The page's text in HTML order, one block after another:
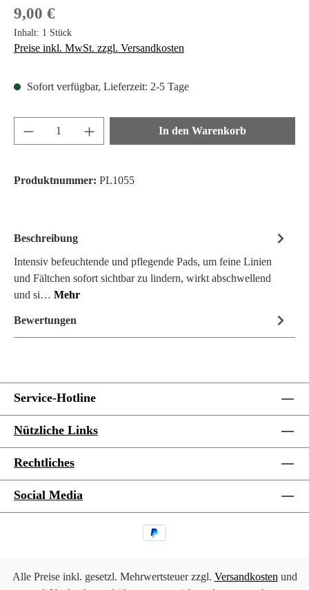
Regulärer Preis:
9,00 €
Inhalt: 1 Stück
Preise inkl. MwSt. zzgl. Versandkosten
Sofort verfügbar, Lieferzeit: 2-5 Tage
Produkt Anzahl: Gib den gewünschten Wert
In den Warenkorb
Produktnummer: PL1055
Beschreibung
Intensiv befeuchtende und pflegende Pads, um feine Linien
und Fältchen sofort sichtbar zu lindern, wirkt abschwellend
und si… Mehr
Bewertungen
Service-Hotline
Nützliche Links
Rechtliches
Social Media
Alle Preise inkl. gesetzl. Mehrwertsteuer zzgl. Versandkosten und